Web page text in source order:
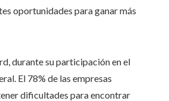
oportunidades para ganar más
durante su participación en el
El 78% de las empresas
dificultades para encontrar